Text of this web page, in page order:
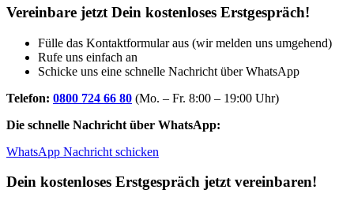
Vereinbare jetzt Dein kostenloses Erstgespräch!
Fülle das Kontaktformular aus (wir melden uns umgehend)
Rufe uns einfach an
Schicke uns eine schnelle Nachricht über WhatsApp
Telefon: 0800 724 66 80 (Mo. – Fr. 8:00 – 19:00 Uhr)
Die schnelle Nachricht über WhatsApp:
WhatsApp Nachricht schicken
Dein kostenloses Erstgespräch jetzt vereinbaren!